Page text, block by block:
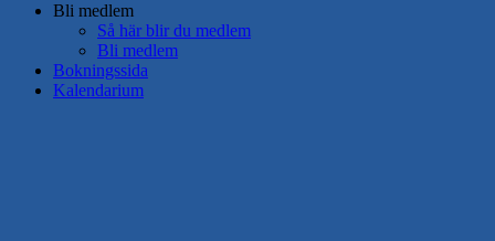
Bli medlem
Så här blir du medlem
Bli medlem
Bokningssida
Kalendarium